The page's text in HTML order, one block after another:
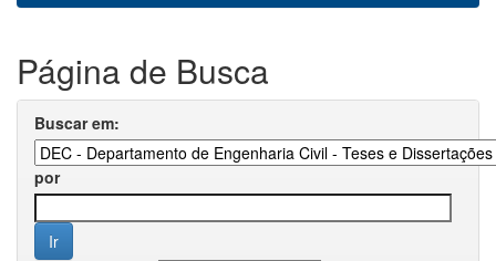
Página de Busca
Buscar em:
por